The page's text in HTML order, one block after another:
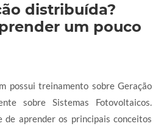
distribuída?
um pouco
possui treinamento sobre Geração
sobre Sistemas Fotovoltaicos.
de aprender os principais conceitos